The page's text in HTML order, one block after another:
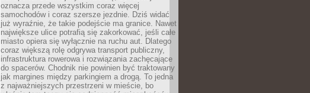
oznacza przede wszystkim coraz więcej
samochodów i coraz szersze jezdnie. Dziś widać
już wyraźnie, że takie podejście ma granice. Nawet
największe ulice potrafią się zakorkować, jeśli całe
miasto opiera się wyłącznie na ruchu aut. Dlatego
coraz większą rolę odgrywa transport publiczny,
infrastruktura rowerowa i rozwiązania zachęcające
do spacerów. Chodnik nie powinien być traktowany
jak margines między parkingiem a drogą. To jedna
z najważniejszych przestrzeni w mieście, bo